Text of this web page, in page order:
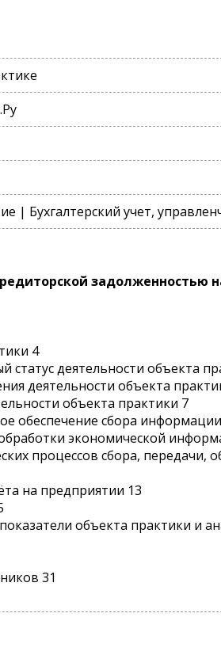
| Бухгалтерский учет,
задолженностью
4
статус деятельности объекта
деятельности объекта
объекта практики 7
обеспечение сбора
экономической
процессов сбора,
на предприятии 13
объекта практики и
31